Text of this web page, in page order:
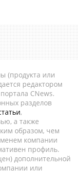
(продукта или
редактором
CNews.
разделов
,
а также
образом, чем
компании
профиль.
дополнительной
или